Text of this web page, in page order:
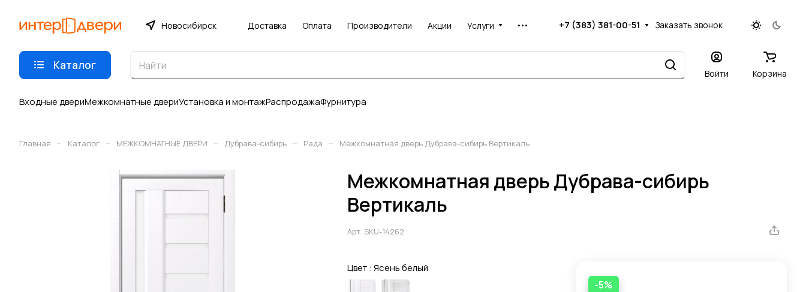
Новосибирск Доставка Оплата Производители Акции Услуги +7 (383) 381-00-51 Заказать звонок
Каталог
Войти Корзина
Входные двериМежкомнатные двериУстановка и монтажРаспродажаФурнитура
Главная – Каталог – МЕЖКОМНАТНЫЕ ДВЕРИ – Дубрава-сибирь – Рада – Межкомнатная дверь Дубрава-сибирь Вертикаль
Межкомнатная дверь Дубрава-сибирь
Вертикаль
Арт. SKU-14262
Цвет : Ясень белый
-5%